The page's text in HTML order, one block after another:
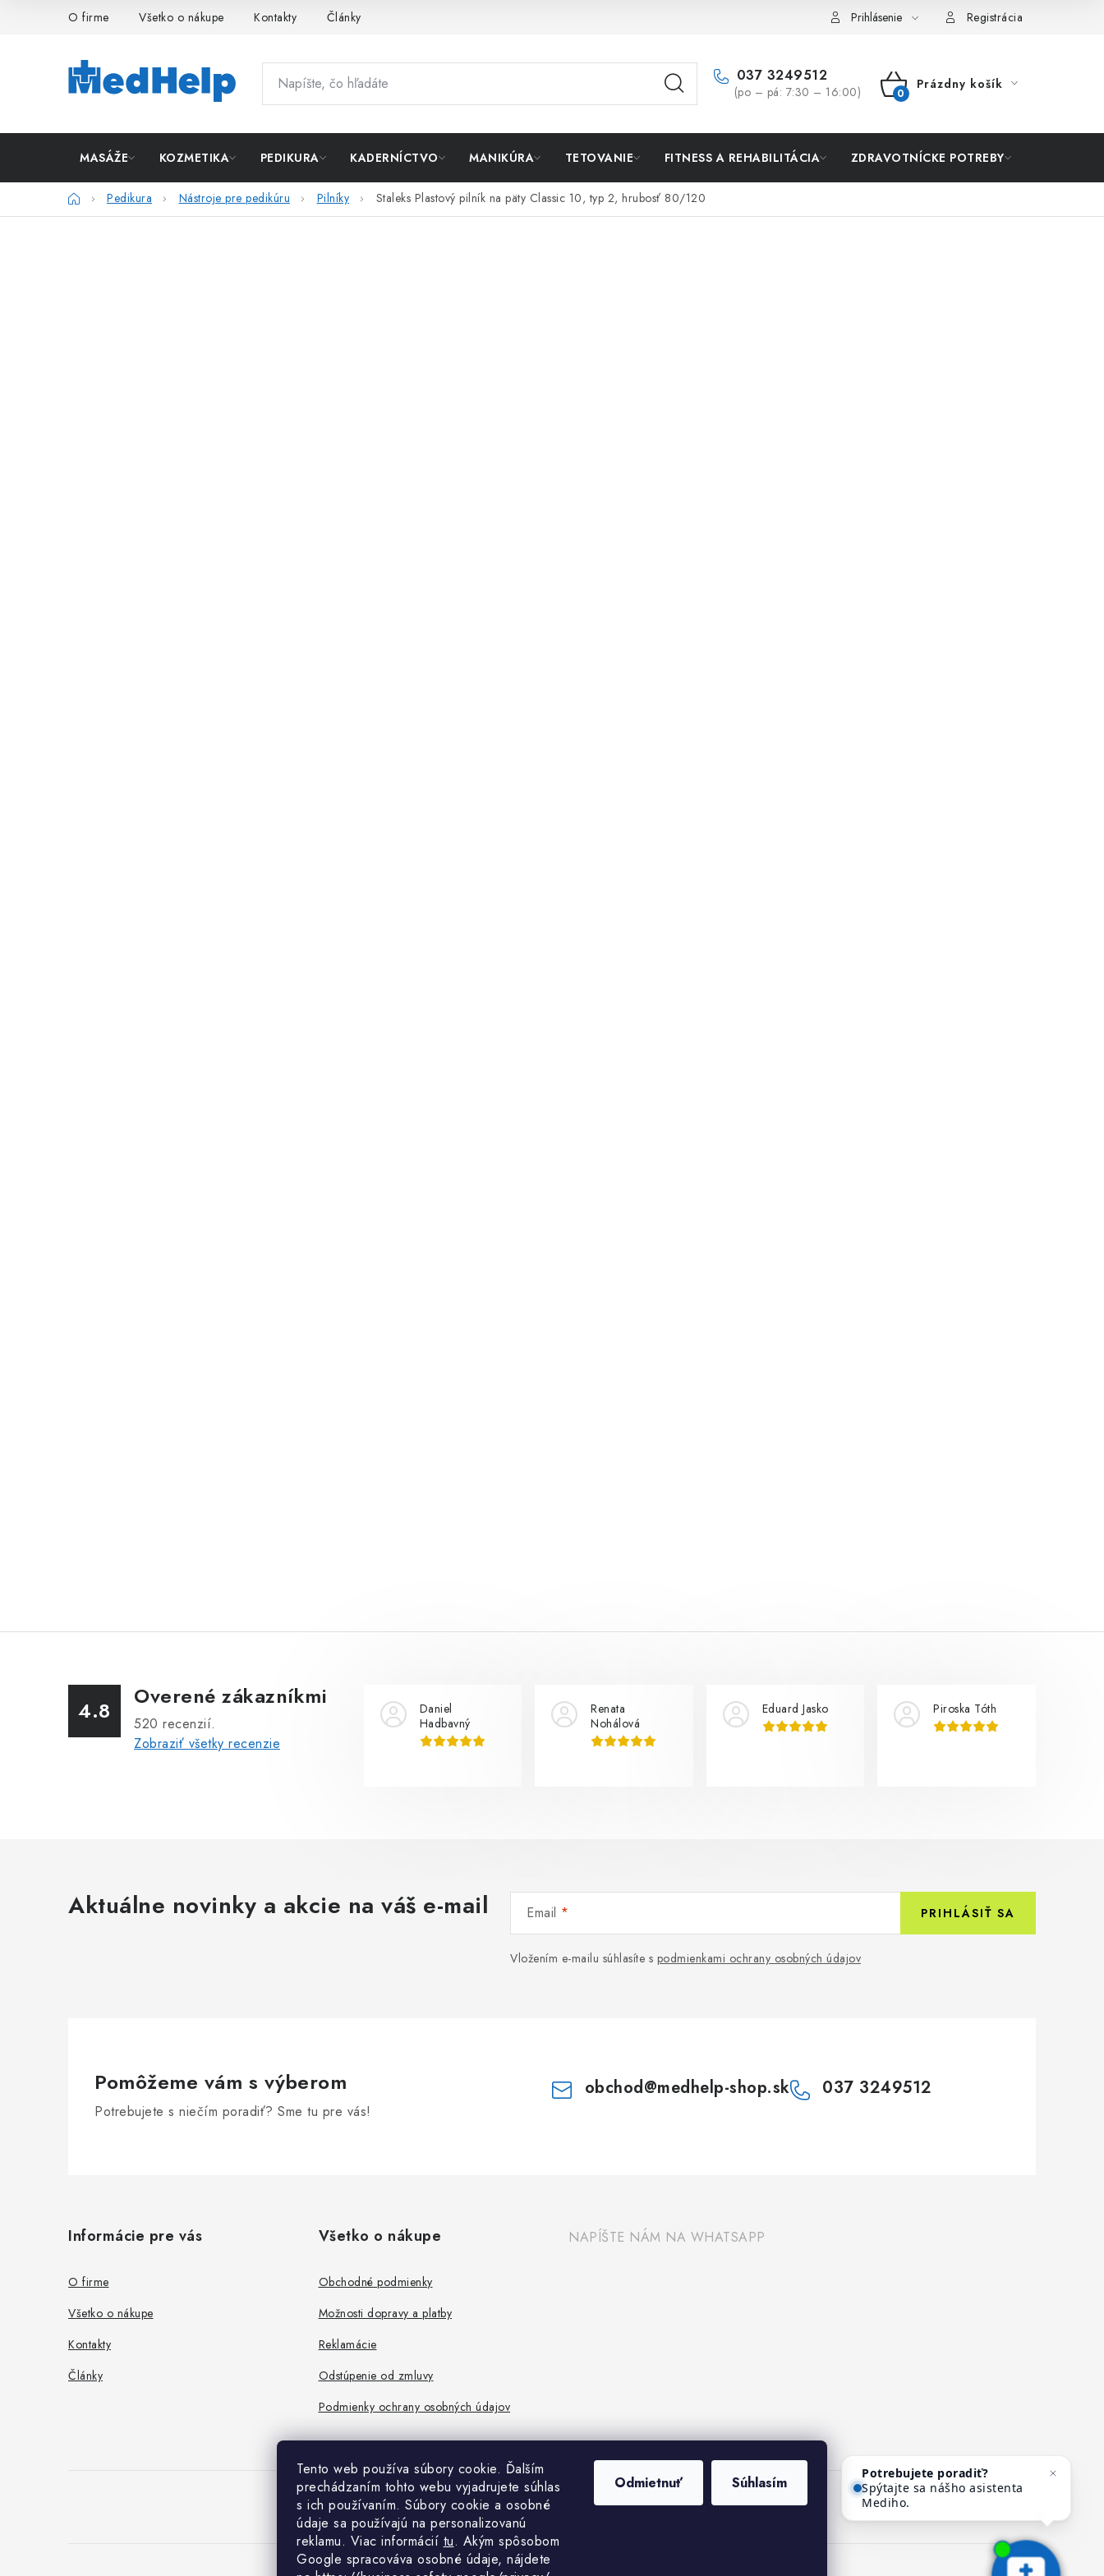
Tento web používa súbory cookie. Ďalším
prechádzaním tohto webu vyjadrujete súhlas
s ich používaním. Súbory cookie a osobné
údaje sa používajú na personalizovanú
reklamu. Viac informácií tu. Akým spôsobom
Google spracováva osobné údaje, nájdete
Odmietnuť Súhlasím
O firme Všetko o nákupe Kontakty Články Prihlásenie Registrácia
037 3249512
(po – pá: 7:30 – 16:00)
NÁKUPNÝ
Prázdny košík
MASÁŽE KOZMETIKA PEDIKURA KADERNÍCTVO MANIKÚRA TETOVANIE FITNESS A REHABILITÁCIA ZDRAVOTNÍCKE POTREBY
DomovPedikura Nástroje pre pedikúru Pilníky Staleks Plastový pilník na päty Classic 10, typ 2, hrubosť 80/120
4.8
Overené zákazníkmi
520 recenzií.
Zobraziť všetky recenzie
Daniel
Hadbavný
Renata
Nohálová
Eduard Jasko Piroska Tóth
Aktuálne novinky a akcie na váš e-mail Email
Vložením e-mailu súhlasíte s podmienkami ochrany osobných údajov
PRIHLÁSIŤ SA
Pomôžeme vám s výberom
Potrebujete s niečím poradiť? Sme tu pre vás!
obchod@medhelp-shop.sk 037 3249512
Informácie pre vás
O firme
Všetko o nákupe
Kontakty
Články
Všetko o nákupe
Obchodné podmienky
Možnosti dopravy a platby
Reklamácie
Odstúpenie od zmluvy
Podmienky ochrany osobných údajov
NAPÍŠTE NÁM NA WHATSAPP
Potrebujete poradiť?
Spýtajte sa nášho asistenta
Mediho.